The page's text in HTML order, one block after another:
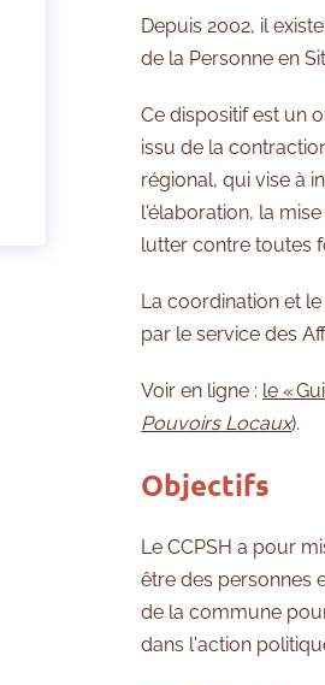
Depuis 2002, il
de la Personne en
Ce dispositif est un
issu de la
régional, qui vise à
l'élaboration, la
lutter contre toutes
La coordination et
par le service des
Voir en ligne : le «
Pouvoirs Locaux).
Objectifs
Le CCPSH a pour
être des personnes
de la commune
dans l'action